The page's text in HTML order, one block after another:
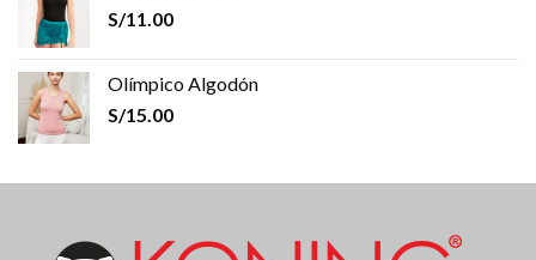
S/11.00
Olímpico Algodón
S/15.00